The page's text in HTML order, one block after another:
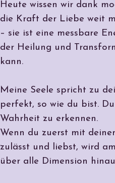
Heute wissen wir dank
die Kraft der Liebe weit
– sie ist eine messbare
der Heilung und
kann.
Meine Seele spricht zu
perfekt, so wie du bist.
Wahrheit zu erkennen.
Wenn du zuerst mit
zulässt und liebst, wird
über alle Dimension